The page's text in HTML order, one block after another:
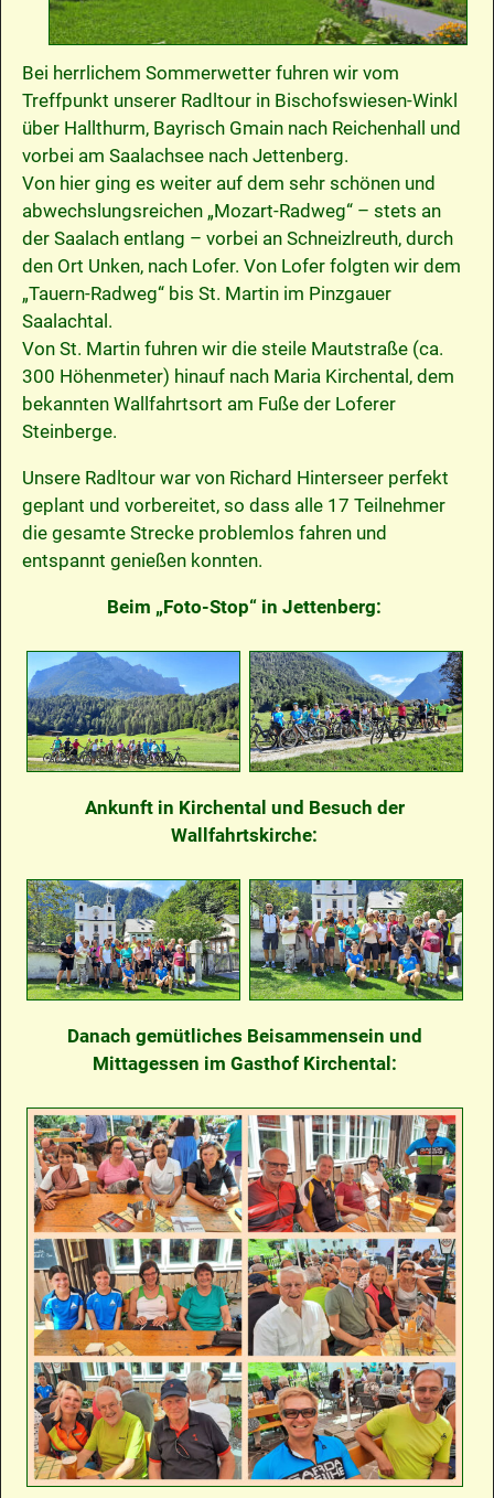
Bei herrlichem Sommerwetter fuhren wir vom
Treffpunkt unserer Radltour in Bischofswiesen-Winkl
über Hallthurm, Bayrisch Gmain nach Reichenhall und
vorbei am Saalachsee nach Jettenberg.
Von hier ging es weiter auf dem sehr schönen und
abwechslungsreichen „Mozart-Radweg“ – stets an
der Saalach entlang – vorbei an Schneizlreuth, durch
den Ort Unken, nach Lofer. Von Lofer folgten wir dem
„Tauern-Radweg“ bis St. Martin im Pinzgauer
Saalachtal.
Von St. Martin fuhren wir die steile Mautstraße (ca.
300 Höhenmeter) hinauf nach Maria Kirchental, dem
bekannten Wallfahrtsort am Fuße der Loferer
Steinberge.
Unsere Radltour war von Richard Hinterseer perfekt
geplant und vorbereitet, so dass alle 17 Teilnehmer
die gesamte Strecke problemlos fahren und
entspannt genießen konnten.
Beim „Foto-Stop“ in Jettenberg:
Ankunft in Kirchental und Besuch der
Wallfahrtskirche:
Danach gemütliches Beisammensein und
Mittagessen im Gasthof Kirchental: